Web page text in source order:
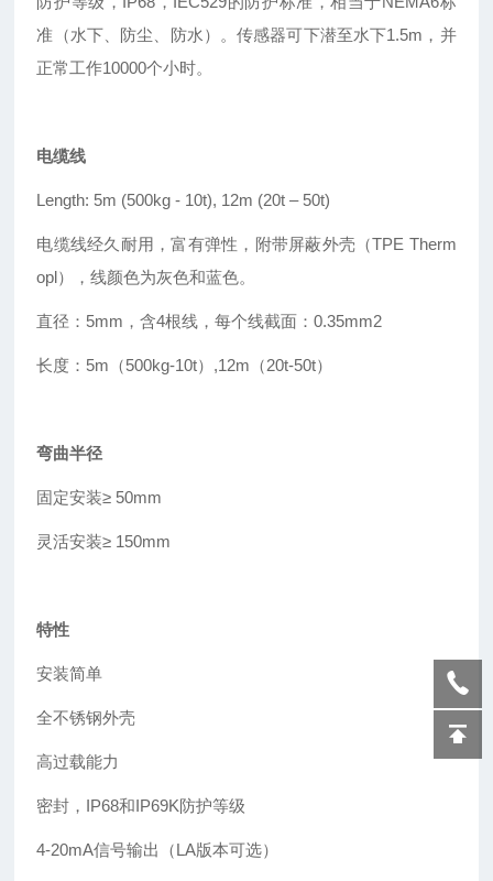
准（水下、防尘、防水）。传感器可下潜至水下1.5m，并
正常工作10000个小时。
电缆线
Length: 5m (500kg - 10t), 12m (20t–50t)
电缆线经久耐用，富有弹性，附带屏蔽外壳（TPE Therm
opl），线颜色为灰色和蓝色。
直径：5mm，含4根线，每个线截面：0.35mm2
长度：5m（500kg-10t） ,12m（20t-50t）
弯曲半径
固定安装≥ 50mm
灵活安装≥ 150mm
特性
安装简单
全不锈钢外壳
高过载能力
密封，IP68和IP69K防护等级
4-20mA信号输出（LA版本可选）